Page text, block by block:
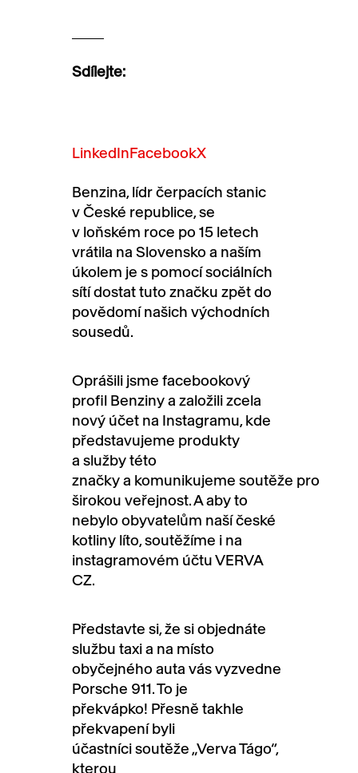
Sdílejte:
LinkedInFacebookX
Benzina, lídr čerpacích stanic
v České republice, se
v loňském roce po 15 letech
vrátila na Slovensko a naším
úkolem je s pomocí sociálních
sítí dostat tuto značku zpět do
povědomí našich východních
sousedů.
Oprášili jsme facebookový
profil Benziny a založili zcela
nový účet na Instagramu, kde
představujeme produkty
a služby této
značky a komunikujeme soutěže pro
širokou veřejnost. A aby to
nebylo obyvatelům naší české
kotliny líto, soutěžíme i na
instagramovém účtu VERVA
CZ.
Představte si, že si objednáte
službu taxi a na místo
obyčejného auta vás vyzvedne
Porsche 911. To je
překvápko! Přesně takhle
překvapení byli
účastníci soutěže „Verva Tágo“,
kterou